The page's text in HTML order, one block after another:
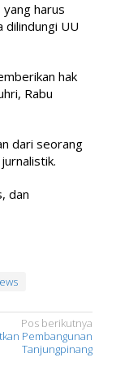
harus
dilindungi UU
hak
Rabu
dari seorang
dan
Pos berikutnya
Pembangunan
Tanjungpinang